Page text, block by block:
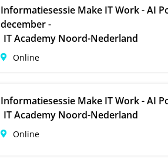
Informatiesessie Make IT Work - AI
december -
IT Academy Noord-Nederland
Online
Informatiesessie Make IT Work - AI
IT Academy Noord-Nederland
Online